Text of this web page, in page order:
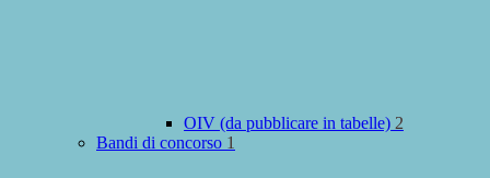
OIV (da pubblicare in tabelle) 2
Bandi di concorso 1